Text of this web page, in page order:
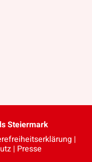
Steiermark
|
| Presse